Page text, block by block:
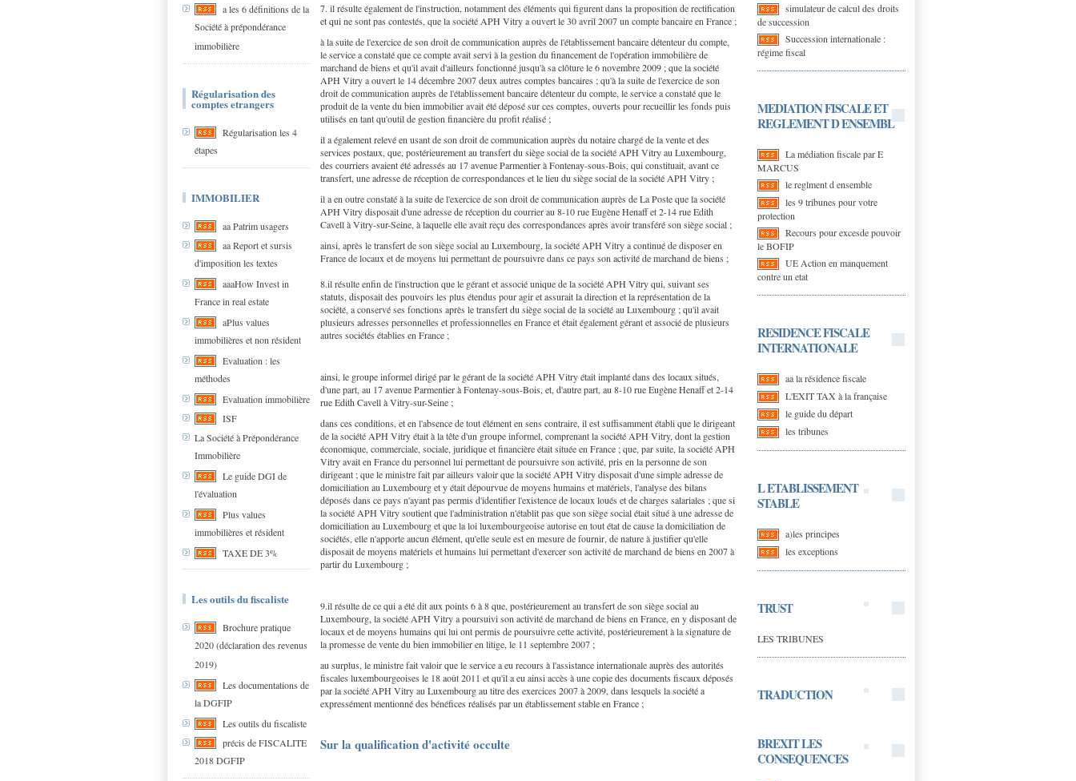
a les 6 définitions de la
Société à prépondérance
immobilière
Régularisation des
comptes etrangers
Régularisation les 4
étapes
IMMOBILIER
aa Patrim usagers
aa Report et sursis
d'imposition les textes
aaaHow Invest in
France in real estate
aPlus values
immobilières et non résident
Evaluation : les
méthodes
Evaluation immobilière
ISF
La Société à Prépondérance
Immobilière
Le guide DGI de
l'évaluation
Plus values
immobilières et résident
TAXE DE 3%
Les outils du fiscaliste
Brochure pratique
2020 (déclaration des revenus
2019)
Les documentations de
la DGFIP
Les outils du fiscaliste
précis de FISCALITE
2018 DGFIP
simulateur de calcul des droits
de succession
Succession internationale :
régime fiscal
MEDIATION FISCALE ET
REGLEMENT D ENSEMBL
La médiation fiscale par E
MARCUS
le reglment d ensemble
les 9 tribunes pour votre
protection
Recours pour excesde pouvoir
le BOFIP
UE Action en manquement
contre un etat
RESIDENCE FISCALE
INTERNATIONALE
aa la résidence fiscale
L'EXIT TAX à la française
le guide du départ
les tribunes
L ETABLISSEMENT
STABLE
a)les principes
les exceptions
TRUST
LES TRIBUNES
TRADUCTION
BREXIT LES
CONSEQUENCES
7. il résulte également de l'instruction, notamment des éléments qui figurent dans la proposition de rectification
et qui ne sont pas contestés, que la société APH Vitry a ouvert le 30 avril 2007 un compte bancaire en France ;
à la suite de l'exercice de son droit de communication auprès de l'établissement bancaire détenteur du compte,
le service a constaté que ce compte avait servi à la gestion du financement de l'opération immobilière de
marchand de biens et qu'il avait d'ailleurs fonctionné jusqu'à sa clôture le 6 novembre 2009 ; que la société
APH Vitry a ouvert le 14 décembre 2007 deux autres comptes bancaires ; qu'à la suite de l'exercice de son
droit de communication auprès de l'établissement bancaire détenteur du compte, le service a constaté que le
produit de la vente du bien immobilier avait été déposé sur ces comptes, ouverts pour recueillir les fonds puis
utilisés en tant qu'outil de gestion financière du profit réalisé ;
il a également relevé en usant de son droit de communication auprès du notaire chargé de la vente et des
services postaux, que, postérieurement au transfert du siège social de la société APH Vitry au Luxembourg,
des courriers avaient été adressés au 17 avenue Parmentier à Fontenay-sous-Bois, qui constituait, avant ce
transfert, une adresse de réception de correspondances et le lieu du siège social de la société APH Vitry ;
il a en outre constaté à la suite de l'exercice de son droit de communication auprès de La Poste que la société
APH Vitry disposait d'une adresse de réception du courrier au 8-10 rue Eugène Henaff et 2-14 rue Edith
Cavell à Vitry-sur-Seine, à laquelle elle avait reçu des correspondances après avoir transféré son siège social ;
ainsi, après le transfert de son siège social au Luxembourg, la société APH Vitry a continué de disposer en
France de locaux et de moyens lui permettant de poursuivre dans ce pays son activité de marchand de biens ;
8.il résulte enfin de l'instruction que le gérant et associé unique de la société APH Vitry qui, suivant ses
statuts, disposait des pouvoirs les plus étendus pour agir et assurait la direction et la représentation de la
société, a conservé ses fonctions après le transfert du siège social de la société au Luxembourg ; qu'il avait
plusieurs adresses personnelles et professionnelles en France et était également gérant et associé de plusieurs
autres sociétés établies en France ;
ainsi, le groupe informel dirigé par le gérant de la société APH Vitry était implanté dans des locaux situés,
d'une part, au 17 avenue Parmentier à Fontenay-sous-Bois, et, d'autre part, au 8-10 rue Eugène Henaff et 2-14
rue Edith Cavell à Vitry-sur-Seine ;
dans ces conditions, et en l'absence de tout élément en sens contraire, il est suffisamment établi que le dirigeant
de la société APH Vitry était à la tête d'un groupe informel, comprenant la société APH Vitry, dont la gestion
économique, commerciale, sociale, juridique et financière était située en France ; que, par suite, la société APH
Vitry avait en France du personnel lui permettant de poursuivre son activité, pris en la personne de son
dirigeant ; que le ministre fait par ailleurs valoir que la société APH Vitry disposait d'une simple adresse de
domiciliation au Luxembourg et y était dépourvue de moyens humains et matériels, l'analyse des bilans
déposés dans ce pays n'ayant pas permis d'identifier l'existence de locaux loués et de charges salariales ; que si
la société APH Vitry soutient que l'administration n'établit pas que son siège social était situé à une adresse de
domiciliation au Luxembourg et que la loi luxembourgeoise autorise en tout état de cause la domiciliation de
sociétés, elle n'apporte aucun élément, qu'elle seule est en mesure de fournir, de nature à justifier qu'elle
disposait de moyens matériels et humains lui permettant d'exercer son activité de marchand de biens en 2007 à
partir du Luxembourg ;
9.il résulte de ce qui a été dit aux points 6 à 8 que, postérieurement au transfert de son siège social au
Luxembourg, la société APH Vitry a poursuivi son activité de marchand de biens en France, en y disposant de
locaux et de moyens humains qui lui ont permis de poursuivre cette activité, postérieurement à la signature de
la promesse de vente du bien immobilier en litige, le 11 septembre 2007 ;
au surplus, le ministre fait valoir que le service a eu recours à l'assistance internationale auprès des autorités
fiscales luxembourgeoises le 18 août 2011 et qu'il a eu ainsi accès à une copie des documents fiscaux déposés
par la société APH Vitry au Luxembourg au titre des exercices 2007 à 2009, dans lesquels la société a
expressément mentionné des bénéfices réalisés par un établissement stable en France ;
Sur la qualification d'activité occulte